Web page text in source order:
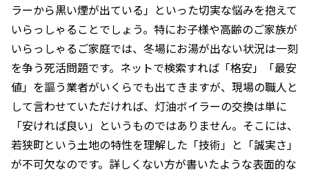
ラーから黒い煙が出ている」といった切実な悩みを抱えて
いらっしゃることでしょう。特にお子様や高齢のご家族が
いらっしゃるご家庭では、冬場にお湯が出ない状況は一刻
を争う死活問題です。ネットで検索すれば「格安」「最安
値」を謳う業者がいくらでも出てきますが、現場の職人と
して言わせていただければ、灯油ボイラーの交換は単に
「安ければ良い」というものではありません。そこには、
若狭町という土地の特性を理解した「技術」と「誠実さ」
が不可欠なのです。詳しくない方が書いたような表面的な